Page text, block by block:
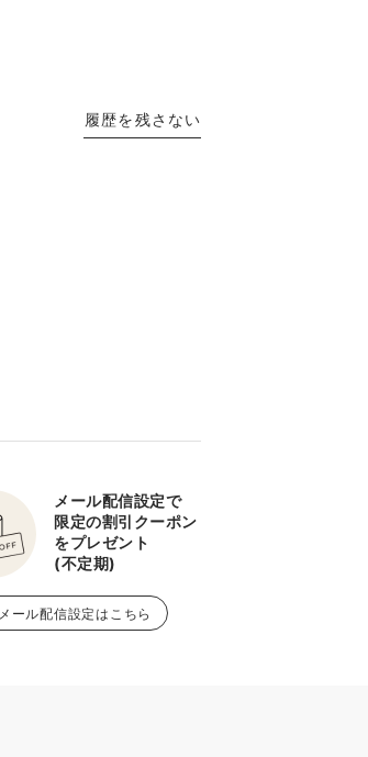
履歴を残さない
メール配信設定で
限定の割引クーポン
をプレゼント
(不定期)
メール配信設定はこちら